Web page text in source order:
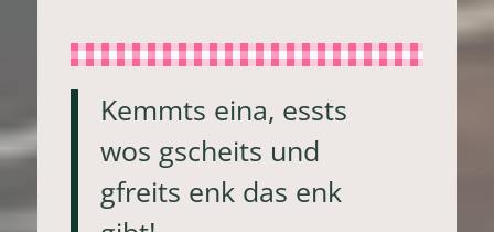
Kemmts eina, essts
wos gscheits und
gfreits enk das enk